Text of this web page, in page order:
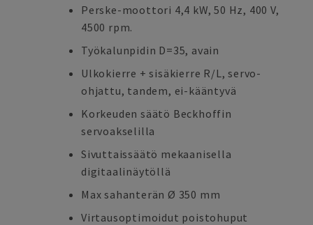
Perske-moottori 4,4 kW, 50 Hz, 400 V,
4500 rpm.
Työkalunpidin D=35, avain
Ulkokierre + sisäkierre R/L, servo-
ohjattu, tandem, ei-kääntyvä
Korkeuden säätö Beckhoffin
servoakselilla
Sivuttaissäätö mekaanisella
digitaalinäytöllä
Max sahanterän Ø 350 mm
Virtausoptimoidut poistohuput